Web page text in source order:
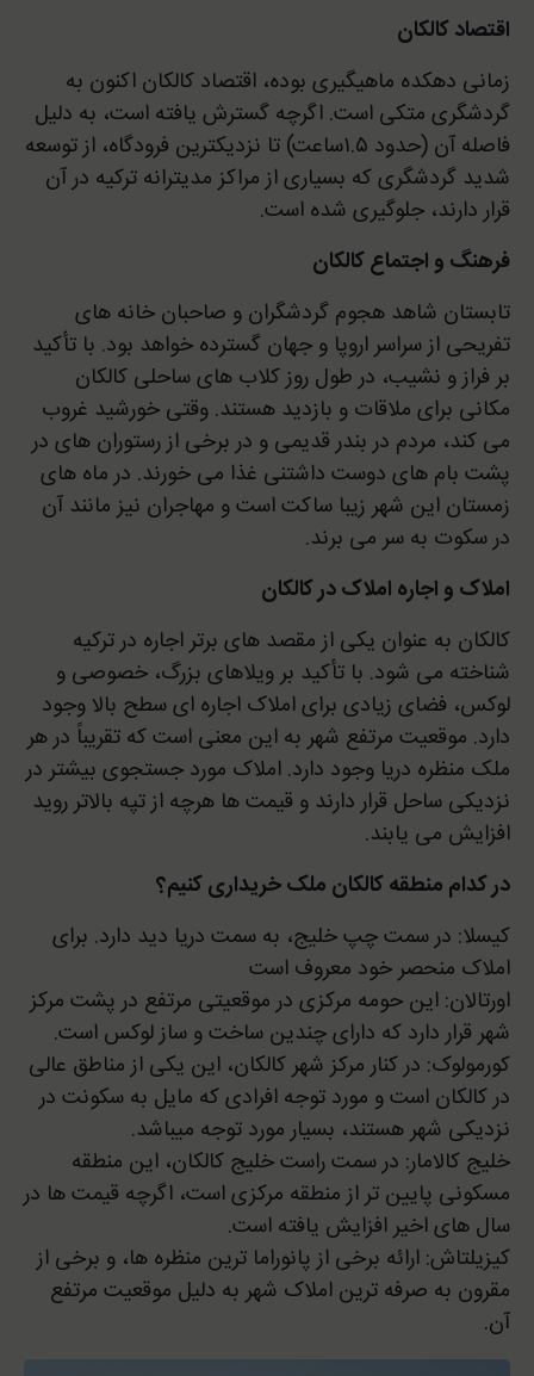
اقتصاد کالکان
زمانی دهکده ماهیگیری بوده، اقتصاد کالکان اکنون به
گردشگری متکی است. اگرچه گسترش یافته است، به دلیل
فاصله آن (حدود ۱.۵ساعت) تا نزدیکترین فرودگاه، از توسعه
شدید گردشگری که بسیاری از مراکز مدیترانه ترکیه در آن
قرار دارند، جلوگیری شده است.
فرهنگ و اجتماع کالکان
تابستان شاهد هجوم گردشگران و صاحبان خانه های
تفریحی از سراسر اروپا و جهان گسترده خواهد بود. با تأکید
بر فراز و نشیب، در طول روز کلاب های ساحلی کالکان
مکانی برای ملاقات و بازدید هستند. وقتی خورشید غروب
می کند، مردم در بندر قدیمی و در برخی از رستوران های در
پشت بام های دوست داشتنی غذا می خورند. در ماه های
زمستان این شهر زیبا ساکت است و مهاجران نیز مانند آن
در سکوت به سر می برند.
املاک و اجاره املاک در کالکان
کالکان به عنوان یکی از مقصد های برتر اجاره در ترکیه
شناخته می شود. با تأکید بر ویلاهای بزرگ، خصوصی و
لوکس، فضای زیادی برای املاک اجاره ای سطح بالا وجود
دارد. موقعیت مرتفع شهر به این معنی است که تقریباً در هر
ملک منظره دریا وجود دارد. املاک مورد جستجوی بیشتر در
نزدیکی ساحل قرار دارند و قیمت ها هرچه از تپه بالاتر روید
افزایش می یابند.
در کدام منطقه کالکان ملک خریداری کنیم؟
کیسلا: در سمت چپ خلیج، به سمت دریا دید دارد. برای
املاک منحصر خود معروف است
اورتالان: این حومه مرکزی در موقعیتی مرتفع در پشت مرکز
شهر قرار دارد که دارای چندین ساخت و ساز لوکس است.
کورمولوک: در کنار مرکز شهر کالکان، این یکی از مناطق عالی
در کالکان است و مورد توجه افرادی که مایل به سکونت در
نزدیکی شهر هستند، بسیار مورد توجه میباشد.
خلیج کالامار: در سمت راست خلیج کالکان، این منطقه
مسکونی پایین تر از منطقه مرکزی است، اگرچه قیمت ها در
سال های اخیر افزایش یافته است.
کیزیلتاش: ارائه برخی از پانوراما ترین منظره ها، و برخی از
مقرون به صرفه ترین املاک شهر به دلیل موقعیت مرتفع
آن.